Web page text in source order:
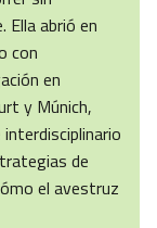
Ella abrió en
con
en
y Múnich,
de
el avestruz